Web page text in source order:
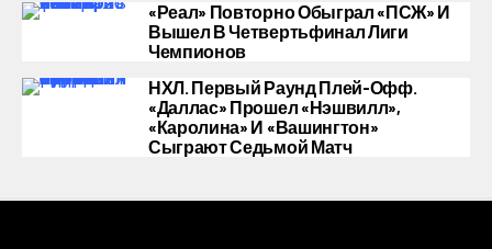
«Реал» Повторно Обыграл «ПСЖ» И
Вышел В Четвертьфинал Лиги
Чемпионов
НХЛ. Первый Раунд Плей-Офф.
«Даллас» Прошел «Нэшвилл»,
«Каролина» И «Вашингтон»
Сыграют Седьмой Матч